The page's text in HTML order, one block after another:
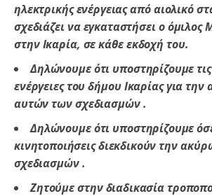
ηλεκτρικής ενέργειας από αιολικό
σχεδιάζει να εγκαταστήσει ο όμιλος
στην Ικαρία, σε κάθε εκδοχή του.
Δηλώνουμε ότι υποστηρίζουμε
ενέργειες του δήμου Ικαρίας για την
αυτών των σχεδιασμών .
Δηλώνουμε ότι υποστηρίζουμε
κινητοποιήσεις διεκδικούν την
σχεδιασμών .
Ζητούμε στην διαδικασία